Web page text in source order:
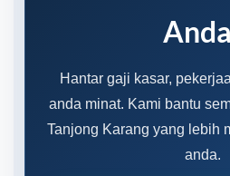
Hantar gaji kasar,
anda minat. Kami bantu
Tanjong Karang yang lebih
anda.